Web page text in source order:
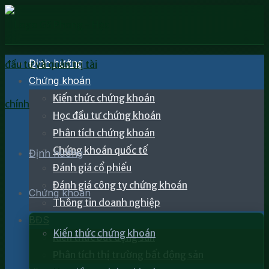
Định hướng
Chứng khoán
Kiến thức chứng khoán
Định hướng
Chứng khoán
Kiến thức chứng khoán
Học đầu tư chứng khoán
Phân tích chứng khoán
Chứng khoán quốc tế
Đánh giá cổ phiếu
Đánh giá công ty chứng khoán
Thông tin doanh nghiệp
BĐS
Kiến thức bất động sản